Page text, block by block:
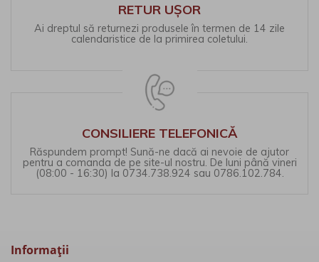
RETUR UȘOR
Ai dreptul să returnezi produsele în termen de 14 zile
calendaristice de la primirea coletului.
CONSILIERE TELEFONICĂ
Răspundem prompt! Sună-ne dacă ai nevoie de ajutor
pentru a comanda de pe site-ul nostru. De luni până vineri
(08:00 - 16:30) la 0734.738.924 sau 0786.102.784.
Informaţii